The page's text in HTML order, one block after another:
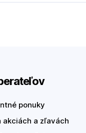
ponuky
akciách a zľavách